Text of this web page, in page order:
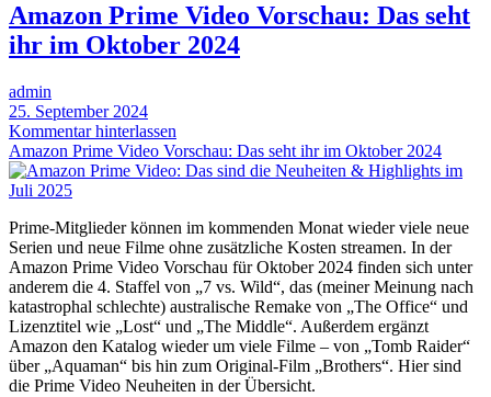
Amazon Prime Video Vorschau: Das seht
ihr im Oktober 2024
admin
25. September 2024
Kommentar hinterlassen
Amazon Prime Video Vorschau: Das seht ihr im Oktober 2024
Prime-Mitglieder können im kommenden Monat wieder viele neue
Serien und neue Filme ohne zusätzliche Kosten streamen. In der
Amazon Prime Video Vorschau für Oktober 2024 finden sich unter
anderem die 4. Staffel von „7 vs. Wild“, das (meiner Meinung nach
katastrophal schlechte) australische Remake von „The Office“ und
Lizenztitel wie „Lost“ und „The Middle“. Außerdem ergänzt
Amazon den Katalog wieder um viele Filme – von „Tomb Raider“
über „Aquaman“ bis hin zum Original-Film „Brothers“. Hier sind
die Prime Video Neuheiten in der Übersicht.